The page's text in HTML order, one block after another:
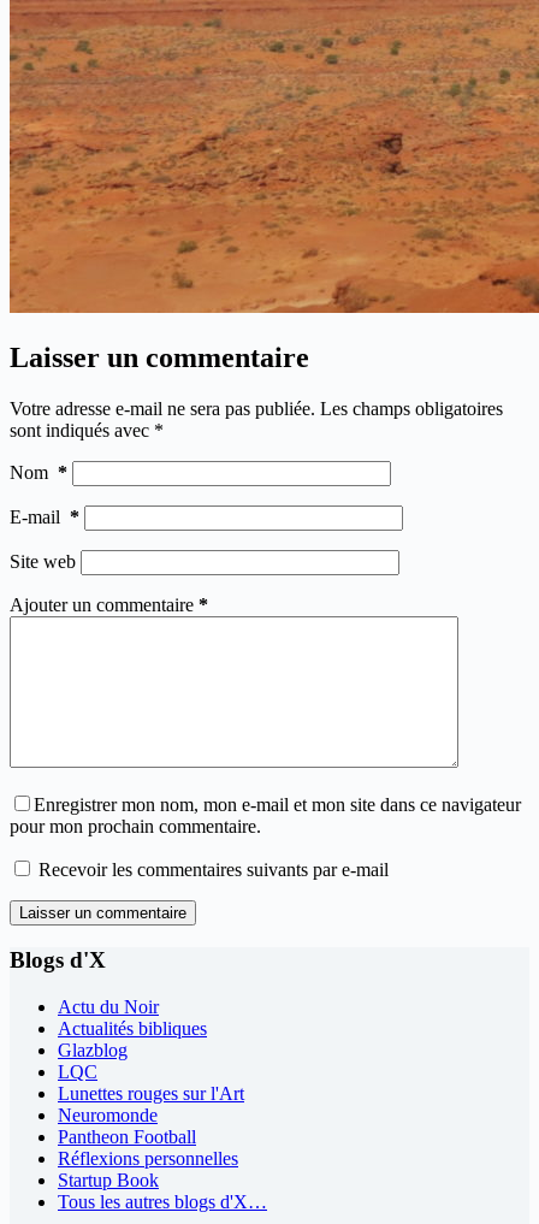
Laisser un commentaire
Votre adresse e-mail ne sera pas publiée. Les champs obligatoires
sont indiqués avec *
Nom *
E-mail *
Site web
Ajouter un commentaire *
Enregistrer mon nom, mon e-mail et mon site dans ce navigateur
pour mon prochain commentaire.
Recevoir les commentaires suivants par e-mail
Laisser un commentaire
Blogs d'X
Actu du Noir
Actualités bibliques
Glazblog
LQC
Lunettes rouges sur l'Art
Neuromonde
Pantheon Football
Réflexions personnelles
Startup Book
Tous les autres blogs d'X…